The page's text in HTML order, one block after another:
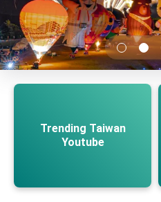
台美貿易協議完成
性突破 總統強調
升級 籲請立院全
臺美簽署「對等貿
疊加 我輸美2072
總統接受「法新社
外交部長林佳龍於
「見證蛻變，分享
位轉 型迎向下個50
總統主持「台美經
述印太安全局勢，
Trending Taiwan
Youtube